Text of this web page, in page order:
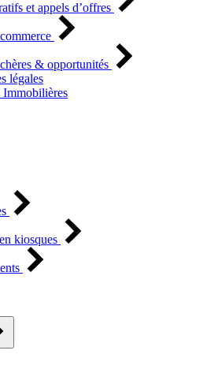
et appels d’offres
& opportunités
légales
Immobilières
kiosques